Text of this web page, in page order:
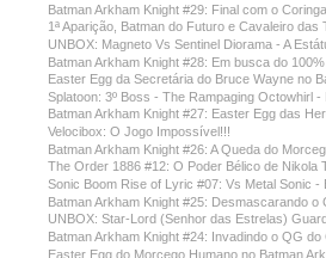
Batman Arkham Knight #29: Final com o
1ª Aparição, Batman do Futuro e Cavaleiro das
UNBOX: Magneto Vs Sentinel Diorama - A
Batman Arkham Knight #28: Em busca do 100%
Easter Egg da Secretária do Bruce Wayne no
Splatoon: 3º Boss - The Rampaging Octowhirl -
Batman Arkham Knight #27: Easter Egg das
Velocibox: O Jogo Impossível!!!
Batman Arkham Knight #26: A Queda do
The Order 1886 #12: O Poder Bélico de Nikola
Sonic Boom Rise of Lyric #07: Vs Metal Sonic -
Batman Arkham Knight #25: Desmascarando o
UNBOX: Star-Lord (Senhor das Estrelas)
Batman Arkham Knight #24: Invadindo o QG do
Easter Egg do Morcego Humano no Batman